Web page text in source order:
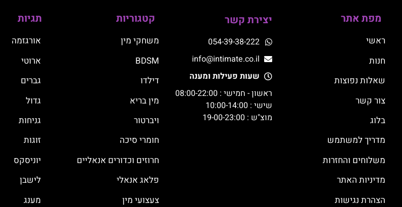
מפת אתר
ראשי
חנות
שאלות נפוצות
צור קשר
בלוג
מדריך למשתמש
משלוחים והחזרות
מדיניות האתר
הצהרת נגישות
יצירת קשר
054-39-38-222
info@intimate.co.il
שעות פעילות ומענה
ראשון - חמישי : 08:00-22:00
שישי : 10:00-14:00
מוצ"ש : 19-00-23:00
קטגוריות
משחקי מין
BDSM
דילדו
מין בריא
ויברטור
חומרי סיכה
חרוזים וכדורים אנאליים
פלאג אנאלי
צעצועי מין
תגיות
אורגזמה
ארוטי
גברים
גדול
גניחות
זוגות
יוניסקס
לישבן
מענג